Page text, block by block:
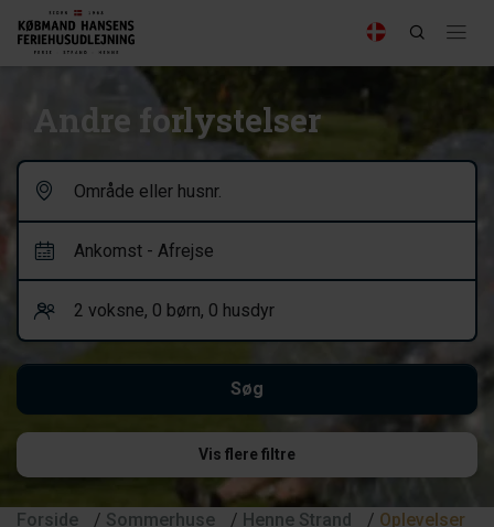
Andre forlystelser
Vis flere filtre
Forside / Sommerhuse / Henne Strand / Oplevelser